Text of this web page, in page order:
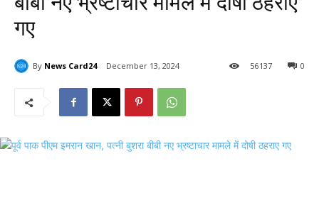
गए
By News Card24 December 13, 2024 0
56137